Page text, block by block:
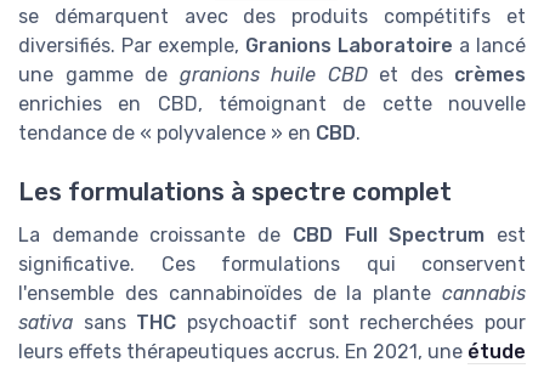
se démarquent avec des produits compétitifs et
diversifiés. Par exemple, Granions Laboratoire a lancé
une gamme de granions huile CBDet des crèmes
enrichies en CBD, témoignant de cette nouvelle
tendance de « polyvalence » en CBD.
Les formulations à spectre complet
La demande croissante de CBD Full Spectrum est
significative. Ces formulations qui conservent
l'ensemble des cannabinoïdes de la plante cannabis
sativa sans THC psychoactif sont recherchées pour
leurs effets thérapeutiques accrus. En 2021, une étude